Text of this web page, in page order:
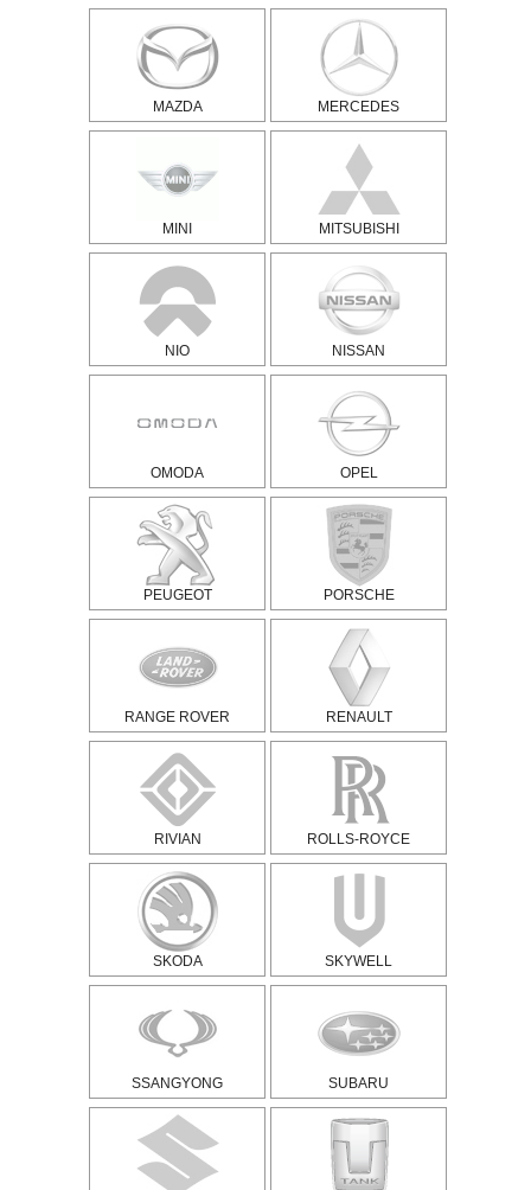
MAZDA MERCEDES
MINI MITSUBISHI
NIO NISSAN
OMODA OPEL
PEUGEOT PORSCHE
RANGE ROVER RENAULT
RIVIAN ROLLS-ROYCE
SKODA SKYWELL
SSANGYONG SUBARU